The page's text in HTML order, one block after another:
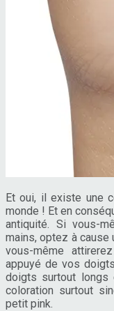
Et oui, il existe une
monde ! Et en
antiquité. Si vous-
mains, optez à cause
vous-même
appuyé de vos
doigts surtout longs
coloration surtout
petit pink.